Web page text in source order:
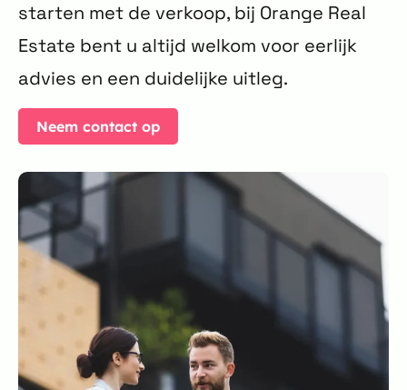
starten met de verkoop, bij Orange Real
Estate bent u altijd welkom voor eerlijk
advies en een duidelijke uitleg.
Neem contact op